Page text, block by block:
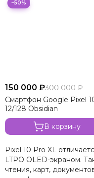
−50%
150 000 ₽300 000 ₽
Смартфон Google Pixel
12/128 Obsidian
В корзину
Pixel 10 Pro XL
LTPO OLED-экраном.
чтения, карт,